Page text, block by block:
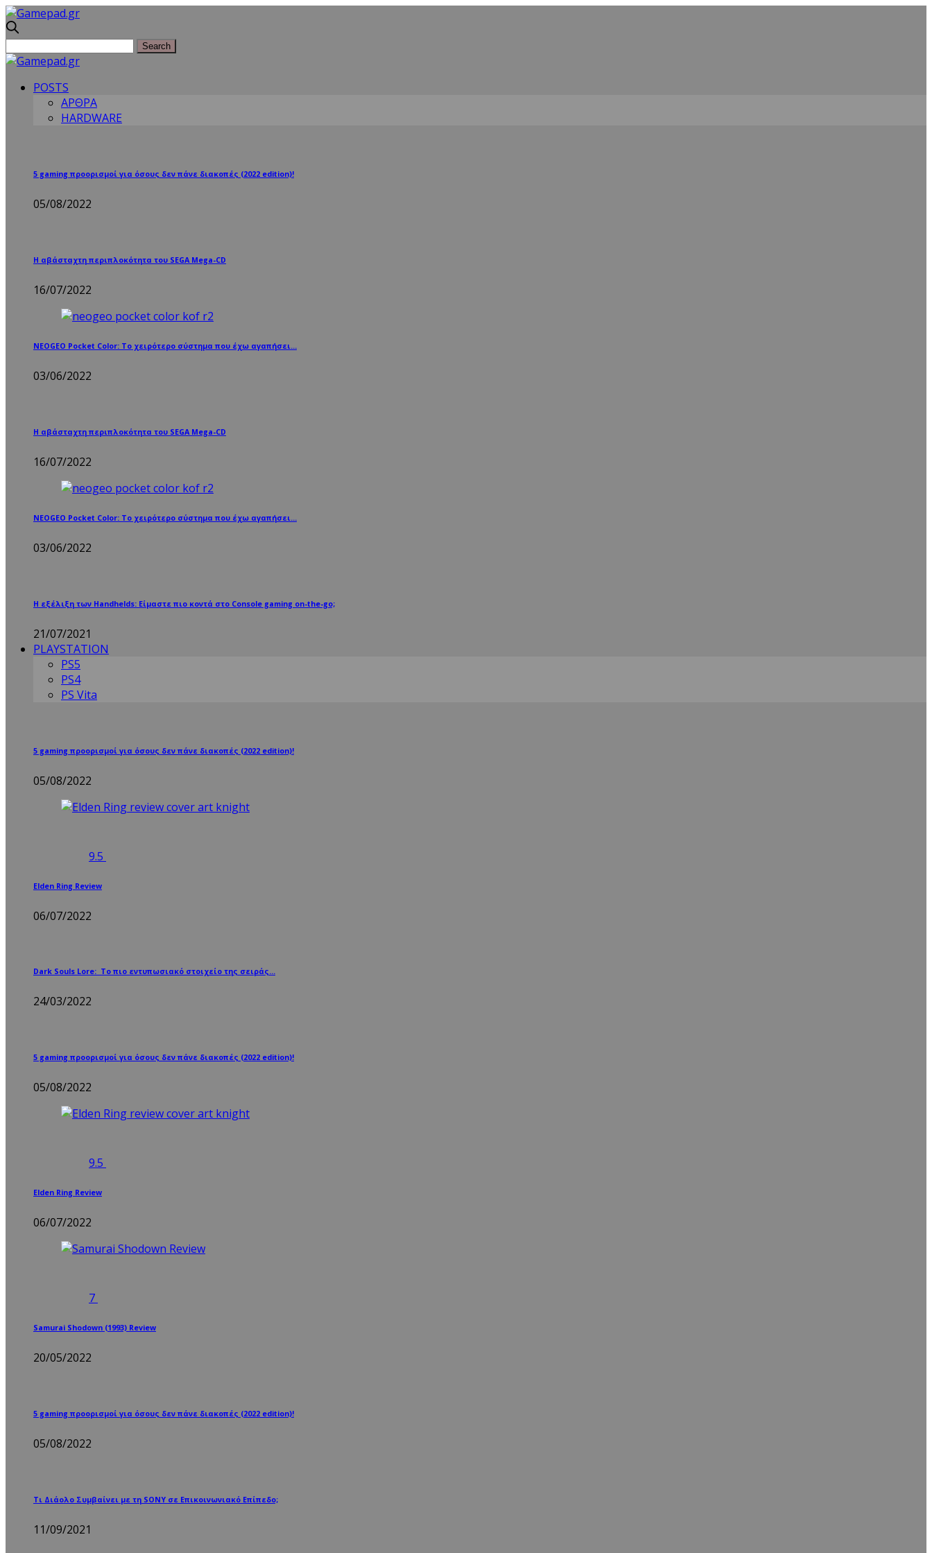
POSTS
ΑΡΘΡΑ
HARDWARE
5 gaming προορισμοί για όσους δεν πάνε διακοπές (2022 edition)!
05/08/2022
Η αβάσταχτη περιπλοκότητα του SEGA Mega-CD
16/07/2022
NEOGEO Pocket Color: Το χειρότερο σύστημα που έχω αγαπήσει…
03/06/2022
Η αβάσταχτη περιπλοκότητα του SEGA Mega-CD
16/07/2022
NEOGEO Pocket Color: Το χειρότερο σύστημα που έχω αγαπήσει…
03/06/2022
Η εξέλιξη των Handhelds: Είμαστε πιο κοντά στο Console gaming on-the-go;
21/07/2021
PLAYSTATION
PS5
PS4
PS Vita
5 gaming προορισμοί για όσους δεν πάνε διακοπές (2022 edition)!
05/08/2022
9.5
Elden Ring Review
06/07/2022
Dark Souls Lore: Το πιο εντυπωσιακό στοιχείο της σειράς…
24/03/2022
5 gaming προορισμοί για όσους δεν πάνε διακοπές (2022 edition)!
05/08/2022
9.5
Elden Ring Review
06/07/2022
7
Samurai Shodown (1993) Review
20/05/2022
5 gaming προορισμοί για όσους δεν πάνε διακοπές (2022 edition)!
05/08/2022
Τι Διάολο Συμβαίνει με τη SONY σε Επικοινωνιακό Επίπεδο;
11/09/2021